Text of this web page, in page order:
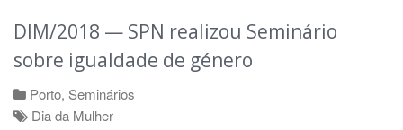
DIM/2018 — SPN realizou Seminário
sobre igualdade de género
Porto, Seminários
Dia da Mulher